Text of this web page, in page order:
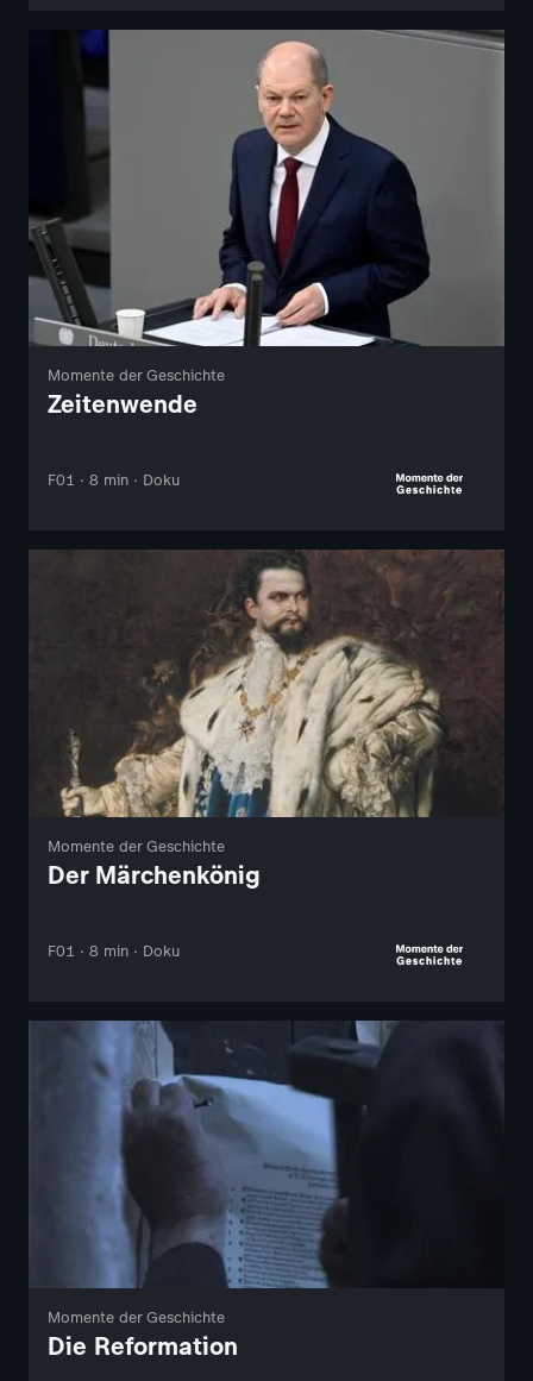
Momente der Geschichte
Zeitenwende
F01 · 8 min · Doku
Momente der Geschichte
Der Märchenkönig
F01 · 8 min · Doku
Momente der Geschichte
Die Reformation